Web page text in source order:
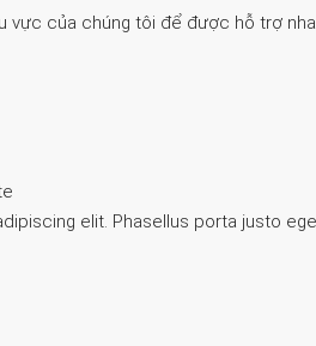
vực của chúng tôi để được hỗ trợ
elit. Phasellus porta justo